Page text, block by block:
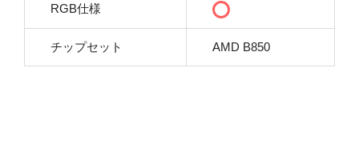
RGB仕様
チップセット AMD B850